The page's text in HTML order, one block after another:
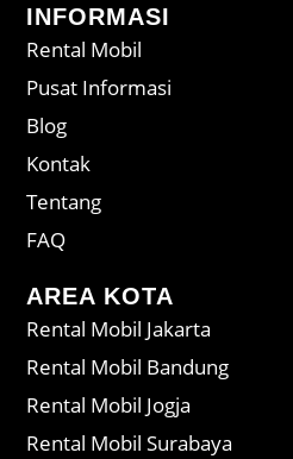
INFORMASI
Rental Mobil
Pusat Informasi
Blog
Kontak
Tentang
FAQ
AREA KOTA
Rental Mobil Jakarta
Rental Mobil Bandung
Rental Mobil Jogja
Rental Mobil Surabaya